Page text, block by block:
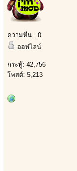
ความหื่น : 0
ออฟไลน์
กระทู้: 42,756
โพสต์: 5,213